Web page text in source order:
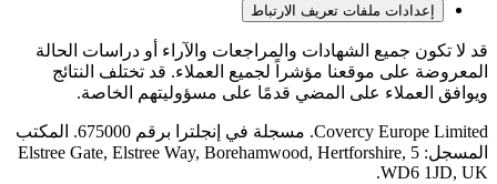
إعدادات ملفات تعريف الارتباط
قد لا تكون جميع الشهادات والمراجعات والآراء أو دراسات الحالة
المعروضة على موقعنا مؤشراً لجميع العملاء. قد تختلف النتائج
ويوافق العملاء على المضي قدمًا على مسؤوليتهم الخاصة.
Covercy Europe Limited. مسجلة في إنجلترا برقم 675000. المكتب
المسجل: 5 Elstree Gate, Elstree Way, Borehamwood, Hertforshire,
WD6 1JD, UK.